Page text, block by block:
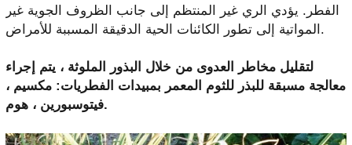
الفطر. يؤدي الري غير المنتظم إلى جانب الظروف الجوية غير
المواتية إلى تطور الكائنات الحية الدقيقة المسببة للأمراض.
لتقليل مخاطر العدوى من خلال البذور الملوثة ، يتم إجراء
معالجة مسبقة للبذر للثوم المعمر بمبيدات الفطريات: مكسيم ،
فيتوسبورين ، هوم.